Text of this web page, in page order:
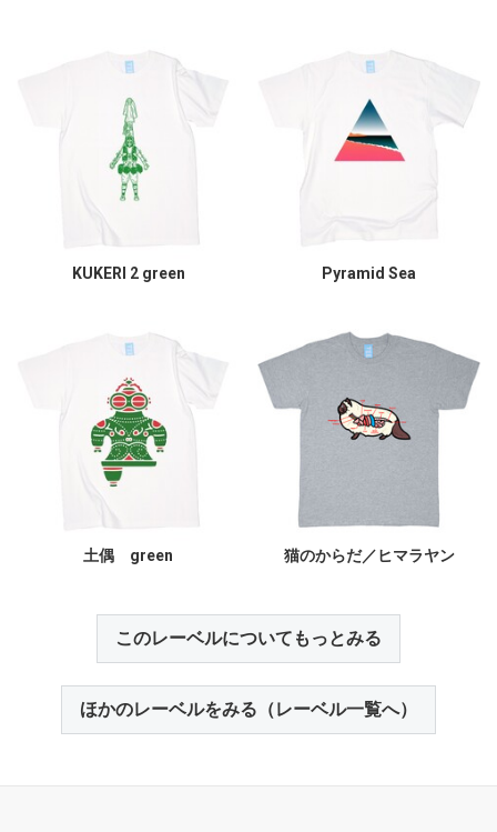
KUKERI 2 green Pyramid Sea
土偶 green 猫のからだ／ヒマラヤン
このレーベルについてもっとみる
ほかのレーベルをみる（レーベル一覧へ）